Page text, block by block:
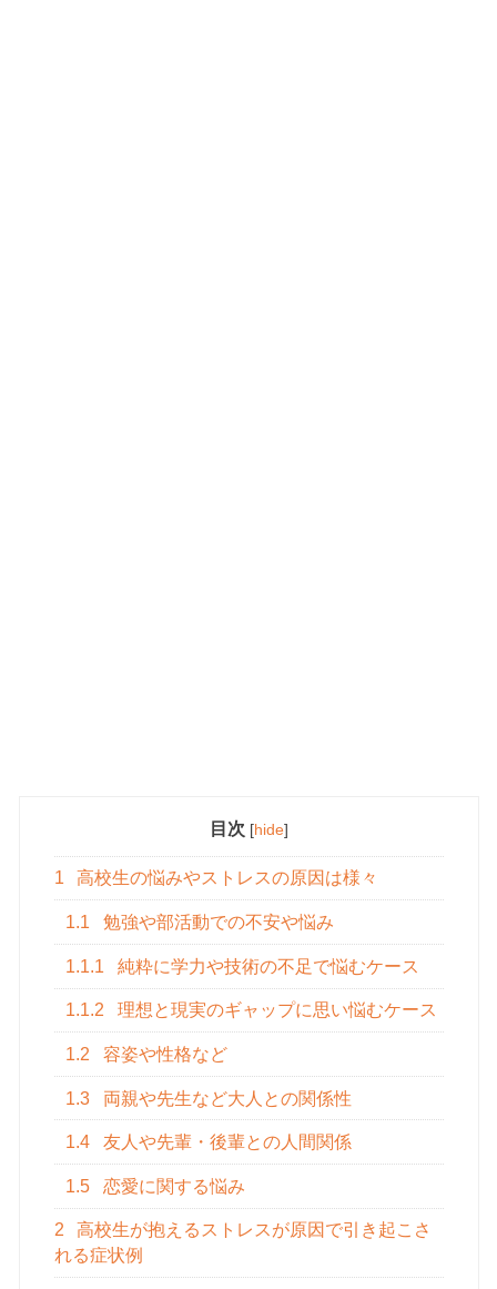
目次 [hide]
1 高校生の悩みやストレスの原因は様々
1.1 勉強や部活動での不安や悩み
1.1.1 純粋に学力や技術の不足で悩むケース
1.1.2 理想と現実のギャップに思い悩むケース
1.2 容姿や性格など
1.3 両親や先生など大人との関係性
1.4 友人や先輩・後輩との人間関係
1.5 恋愛に関する悩み
2
高校生が抱えるストレスが原因で引き起こさ
れる症状例